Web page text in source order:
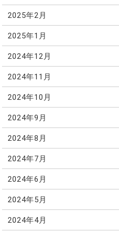
2025年2月
2025年1月
2024年12月
2024年11月
2024年10月
2024年9月
2024年8月
2024年7月
2024年6月
2024年5月
2024年4月